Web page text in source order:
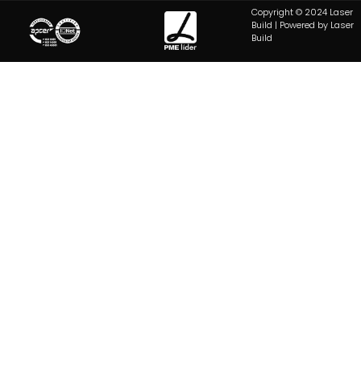
Copyright © 2024 Laser
Build | Powered by Laser
Build